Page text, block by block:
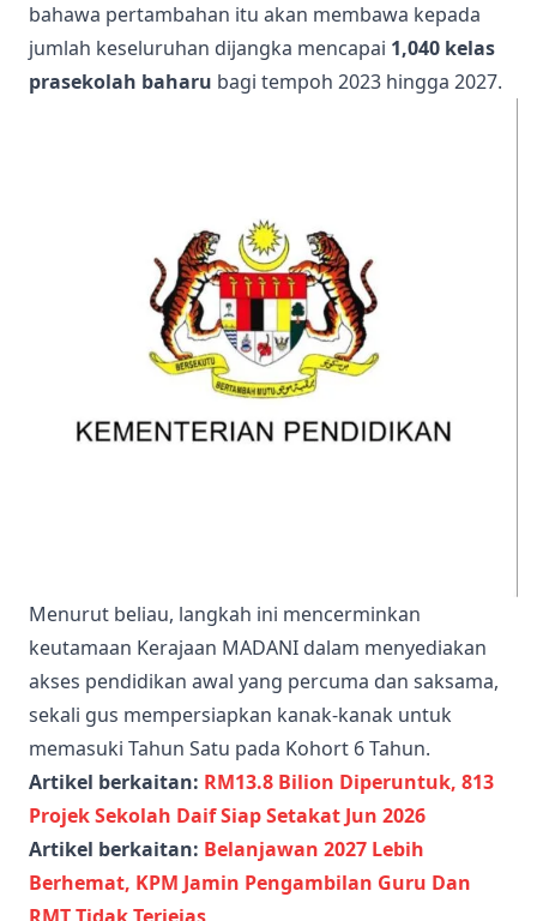
bahawa pertambahan itu akan membawa kepada
jumlah keseluruhan dijangka mencapai 1,040 kelas
prasekolah baharu bagi tempoh 2023 hingga 2027.
Menurut beliau, langkah ini mencerminkan
keutamaan Kerajaan MADANI dalam menyediakan
akses pendidikan awal yang percuma dan saksama,
sekali gus mempersiapkan kanak-kanak untuk
memasuki Tahun Satu pada Kohort 6 Tahun.
Artikel berkaitan: RM13.8 Bilion Diperuntuk, 813
Projek Sekolah Daif Siap Setakat Jun 2026
Artikel berkaitan: Belanjawan 2027 Lebih
Berhemat, KPM Jamin Pengambilan Guru Dan
RMT Tidak Terjejas